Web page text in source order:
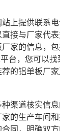
上提供联系
接与厂家代
家的信息，包
台，您可以找
的铝单板厂家
渠道核实信
的生产车间
同，明确双